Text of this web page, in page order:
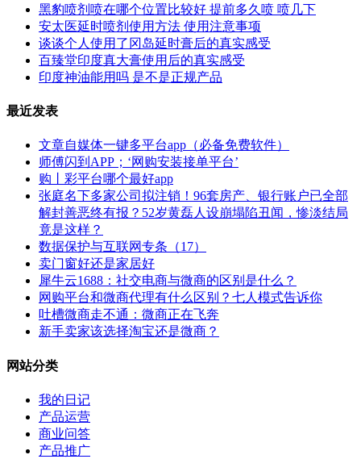
黑豹喷剂喷在哪个位置比较好 提前多久喷 喷几下
安太医延时喷剂使用方法 使用注意事项
谈谈个人使用了冈岛延时膏后的真实感受
百臻堂印度真大膏使用后的真实感受
印度神油能用吗 是不是正规产品
最近发表
文章自媒体一键多平台app（必备免费软件）
师傅闪到APP；‘网购安装接单平台’
购丨彩平台哪个最好app
张庭名下多家公司拟注销！96套房产、银行账户已全部
解封善恶终有报？52岁黄磊人设崩塌陷丑闻，惨淡结局
竟是这样？
数据保护与互联网专条（17）
卖门窗好还是家居好
犀牛云1688：社交电商与微商的区别是什么？
网购平台和微商代理有什么区别？七人模式告诉你
吐槽微商走不通：微商正在飞奔
新手卖家该选择淘宝还是微商？
网站分类
我的日记
产品运营
商业问答
产品推广